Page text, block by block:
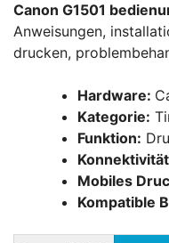
Canon G1501
Anweisungen,
drucken,
Hardware:
Kategorie:
Funktion:
Mobiles
Kompatible